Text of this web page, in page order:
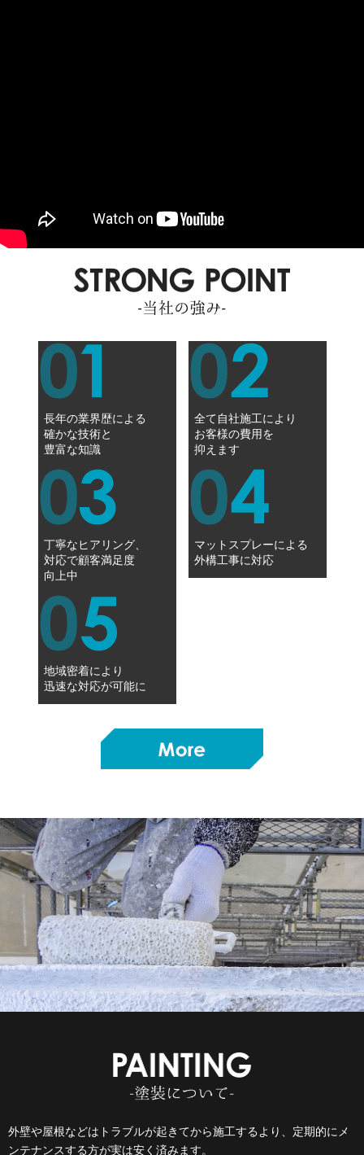
長年の業界歴による
確かな技術と
豊富な知識
全て自社施工により
お客様の費用を
抑えます
丁寧なヒアリング、
対応で顧客満足度
向上中
マットスプレーによる
外構工事に対応
地域密着により
迅速な対応が可能に
外壁や屋根などはトラブルが起きてから施工するより、 定期的にメ
ンテナンスする方が実は安く済みます。